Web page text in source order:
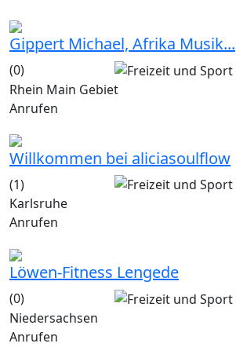
Gippert Michael, Afrika Musik...
(0)
Rhein Main Gebiet
Anrufen
Willkommen bei aliciasoulflow
(1)
Karlsruhe
Anrufen
Löwen-Fitness Lengede
(0)
Niedersachsen
Anrufen